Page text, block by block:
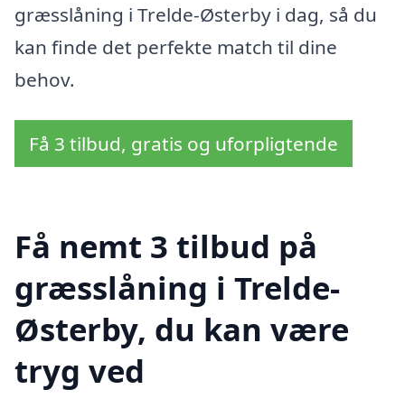
græsslåning i Trelde-Østerby i dag, så du
kan finde det perfekte match til dine
behov.
Få 3 tilbud, gratis og uforpligtende
Få nemt 3 tilbud på
græsslåning i Trelde-
Østerby, du kan være
tryg ved